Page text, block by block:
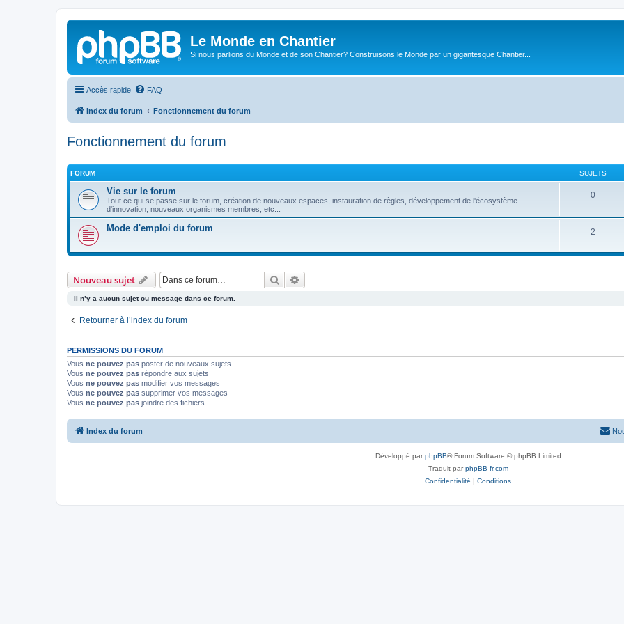
Le Monde en Chantier
Si nous parlions du Monde et de son Chantier? Construisons le Monde par un gigantesque Chantier...
Accès rapide FAQ
Index du forum Fonctionnement du forum
Fonctionnement du forum
FORUM SUJETS
Vie sur le forum
Tout ce qui se passe sur le forum, création de nouveaux espaces, instauration de règles, développement de l'écosystème
d'innovation, nouveaux organismes membres, etc...
0
Mode d'emploi du forum 2
Nouveau sujet Rechercher
Il n’y a aucun sujet ou message dans ce forum.
Retourner à l’index du forum
PERMISSIONS DU FORUM
Vous ne pouvez pas poster de nouveaux sujets
Vous ne pouvez pas répondre aux sujets
Vous ne pouvez pas modifier vos messages
Vous ne pouvez pas supprimer vos messages
Vous ne pouvez pas joindre des fichiers
Index du forum
Développé parphpBB® Forum Software © phpBB Limited
Traduit parphpBB-fr.com
Confidentialité | Conditions